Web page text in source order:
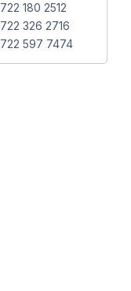
722 180 2512
722 326 2716
722 597 7474